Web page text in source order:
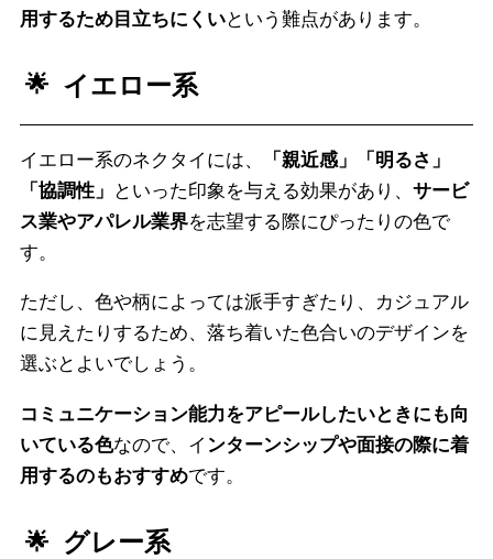
用するため目立ちにくいという難点があります。
イエロー系
イエロー系のネクタイには、
「親近感」「明るさ」
「協調性」
といった印象を与える効果があり、 サービ
ス業やアパレル業界を志望する際にぴったりの色で
す。
ただし、色や柄によっては派手すぎたり、カジュアル
に見えたりするため、落ち着いた色合いのデザインを
選ぶとよいでしょう。
コミュニケーション能力をアピールしたいときにも向
いている色なので、イ ンターンシップや面接の際に着
用するのもおすすめです。
グレー系